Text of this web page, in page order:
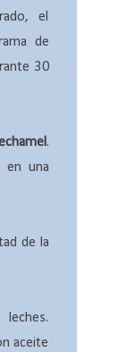
el
de
30
.
en una
de la
aceite